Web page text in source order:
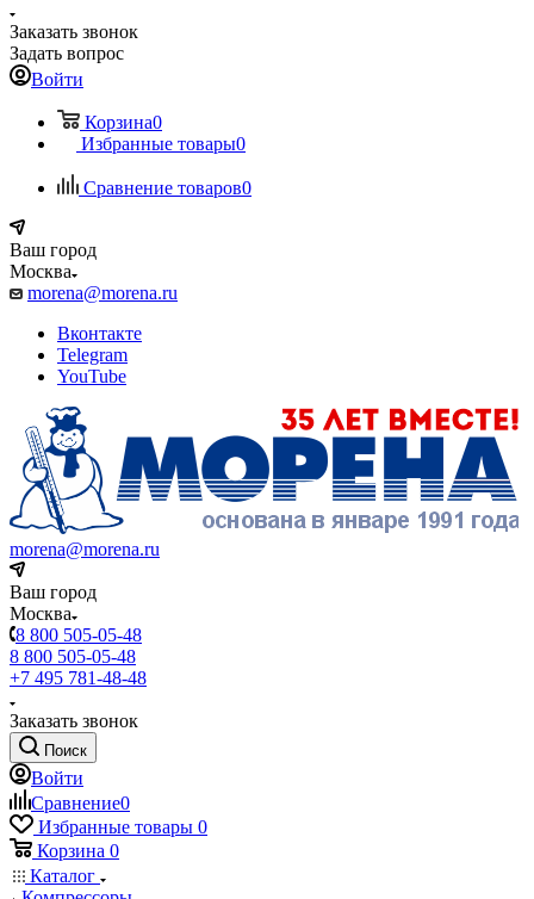
Заказать звонок
Задать вопрос
Войти
Корзина0
Избранные товары0
Сравнение товаров0
Ваш город
Москва
morena@morena.ru
Вконтакте
Telegram
YouTube
morena@morena.ru
Ваш город
Москва
8 800 505-05-48
8 800 505-05-48
+7 495 781-48-48
Заказать звонок
Поиск
Войти
Сравнение0
Избранные товары 0
Корзина 0
Каталог